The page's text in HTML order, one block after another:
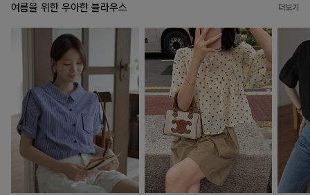
여름을 위한 우아한 블라우스 더보기